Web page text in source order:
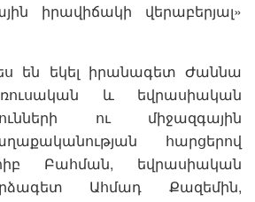
իրավիճակի վերաբերյալ»
են եկել իրանագետ Ժաննա
և եվրասիական
ու միջազգային
հարցերով
Բահման, եվրասիական
Ահմադ Քազեմին,